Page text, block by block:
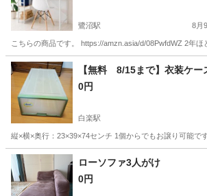
鷺沼駅 8月
こちらの商品です。 https://amzn.asia/d/08PwfdWZ 2年
神奈川 川崎市 鷺沼駅 テーブル
【無料 8/15まで】衣装ケ
0円
白楽駅
縦×横×奥行：23×39×74センチ 1個からでもお譲り可能
神奈川 横浜市 収納家具
ローソファ3人がけ
0円